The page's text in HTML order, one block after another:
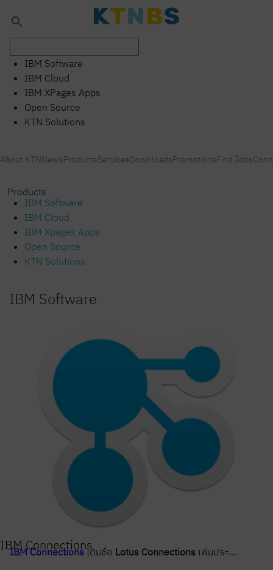
search
IBM Software
IBM Cloud
IBM XPages Apps
Open Source
KTN Solutions
About KTNNewsProductsServicesDownloadsPromotionsFind Jobs
Products
IBM Software
IBM Cloud
IBM Xpages Apps
Open Source
KTN Solutions
IBM Software
IBM Connections
IBM Connectionsเดิมชื่อ Lotus Connections เพิ่มประ...